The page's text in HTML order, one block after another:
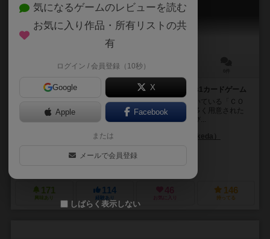
COLOSSEUM
5～10分
対戦格闘ゲームの読み合いをコンパクトに集約した1vs1カードゲーム
毎年のゲームマーケットで数多くの人にお迎えいただいている「ＣＯ
ＬＯＳＳＥＵＭ」シリーズの第１作目になります。数多く用意された
キャラクターから、自分の操作するキャラクターを選び...
杉浦 諒（Ryo Sugiura）
池田 正人（Masato Ikeda）
171
興味あり
114
経験あり お気に入り
146
持ってる
気になるゲームのレビューを読む
お気に入り作品・所有リストの共
有
ログイン / 会員登録（10秒）
Google X
Apple Facebook
または
メールで会員登録
しばらく表示しない